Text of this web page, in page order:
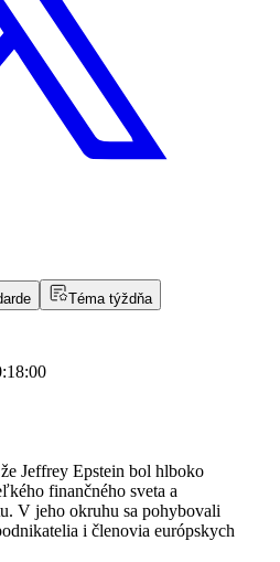
Téma týždňa
Jeffrey Epstein bol hlboko
finančného sveta a
V jeho okruhu sa pohybovali
i členovia európskych